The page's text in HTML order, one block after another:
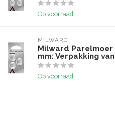
Op voorraad
MILWARD
Milward Parelmoer
mm: Verpakking
Op voorraad